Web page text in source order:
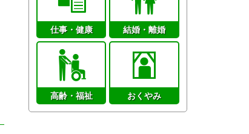
仕事・健康 結婚・離婚
高齢・福祉 おくやみ